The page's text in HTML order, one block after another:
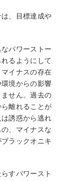
、目標達成や
パワーストー
るようにして
イナスの存在
境からの影響
せん。過去の
離れることが
誘惑から逃れ
、マイナスな
ラックオニキ
すパワースト